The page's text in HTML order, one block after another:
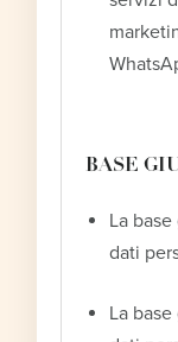
BASE
La
dati
La